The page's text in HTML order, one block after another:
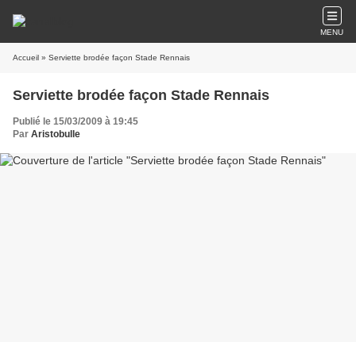
MENU
Accueil » Serviette brodée façon Stade Rennais
Serviette brodée façon Stade Rennais
Publié le 15/03/2009 à 19:45
Par Aristobulle